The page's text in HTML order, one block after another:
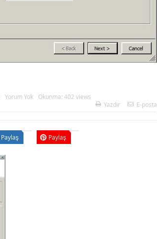
Yorum Yok
Okunma: 402 views
Yazdır
E-posta
Paylaş Paylaş